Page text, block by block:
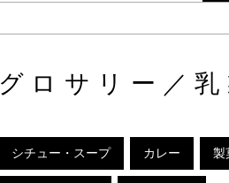
グロサリー／乳
シチュー・スープ カレー 製